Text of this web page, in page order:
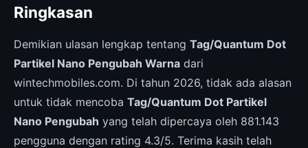
Ringkasan
Demikian ulasan lengkap tentang Tag/Quantum Dot
Partikel Nano Pengubah Warna dari
wintechmobiles.com. Di tahun 2026, tidak ada alasan
untuk tidak mencoba Tag/Quantum Dot Partikel
Nano Pengubah yang telah dipercaya oleh 881.143
pengguna dengan rating 4.3/5. Terima kasih telah